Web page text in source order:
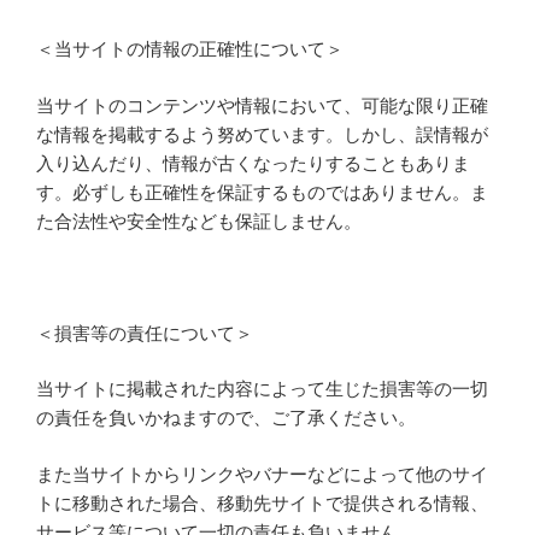
＜当サイトの情報の正確性について＞
当サイトのコンテンツや情報において、可能な限り正確
な情報を掲載するよう努めています。しかし、誤情報が
入り込んだり、情報が古くなったりすることもありま
す。必ずしも正確性を保証するものではありません。ま
た合法性や安全性なども保証しません。
＜損害等の責任について＞
当サイトに掲載された内容によって生じた損害等の一切
の責任を負いかねますので、ご了承ください。
また当サイトからリンクやバナーなどによって他のサイ
トに移動された場合、移動先サイトで提供される情報、